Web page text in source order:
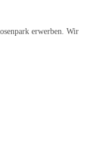
erwerben. Wir